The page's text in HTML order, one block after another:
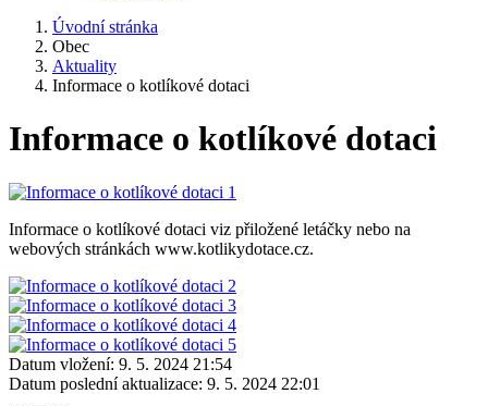
Úvodní stránka
Obec
Aktuality
Informace o kotlíkové dotaci
Informace o kotlíkové dotaci
Informace o kotlíkové dotaci viz přiložené letáčky nebo na
webových stránkách www.kotlikydotace.cz.
Datum vložení: 9. 5. 2024 21:54
Datum poslední aktualizace: 9. 5. 2024 22:01